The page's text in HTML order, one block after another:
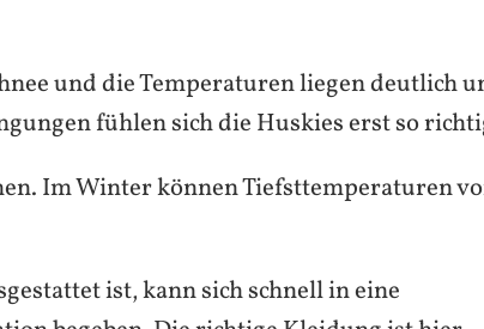
und die Temperaturen liegen deutlich
fühlen sich die Huskies erst so
Im Winter können Tiefsttemperaturen
ist, kann sich schnell in eine